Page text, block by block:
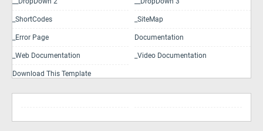
_ShortCodes _SiteMap
_Error Page Documentation
_Web Documentation _Video Documentation
Download This Template